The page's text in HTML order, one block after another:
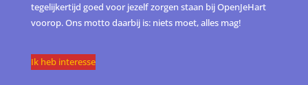
tegelijkertijd goed voor jezelf zorgen staan bij OpenJeHart
voorop. Ons motto daarbij is: niets moet, alles mag!
Ik heb interesse